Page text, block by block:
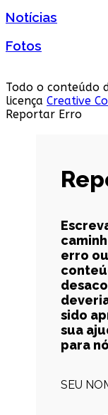
Notícias
Fotos
Todo o conteúdo
licença Creative
Reportar Erro
erro
sido
sua
para
SEU